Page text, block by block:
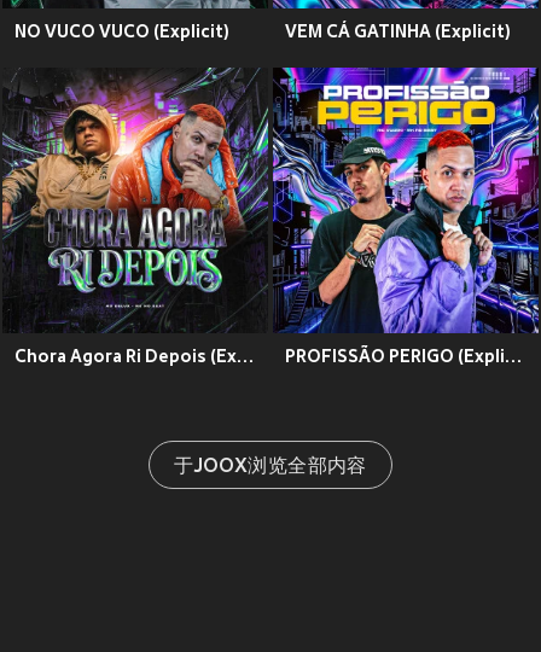
NO VUCO VUCO (Explicit) VEM CÁ GATINHA (Explicit)
Chora Agora Ri Depois (Explicit) PROFISSÃO PERIGO (Explicit)
于JOOX浏览全部内容